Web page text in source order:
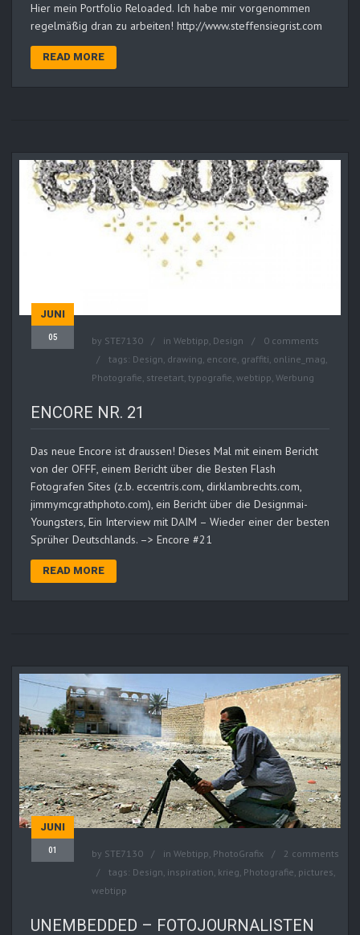
Hier mein Portfolio Reloaded. Ich habe mir vorgenommen
regelmäßig dran zu arbeiten! http://www.steffensiegrist.com
READ MORE
JUNI
05 by STE7130 in Webtipp, Design
0 comments
tags: Design drawing encore graffiti online_mag
Photografie streetart typografie webtipp Werbung
ENCORE NR. 21
Das neue Encore ist draussen! Dieses Mal mit einem Bericht
von der OFFF, einem Bericht über die Besten Flash
Fotografen Sites (z.b. eccentris.com, dirklambrechts.com,
jimmymcgrathphoto.com), ein Bericht über die Designmai-
Youngsters, Ein Interview mit DAIM – Wieder einer der besten
Sprüher Deutschlands. –> Encore #21
READ MORE
JUNI
01 by STE7130 in Webtipp, PhotoGrafix
2 comments
tags: Design, inspiration, krieg, Photografie, pictures,
webtipp
UNEMBEDDED – FOTOJOURNALISTEN